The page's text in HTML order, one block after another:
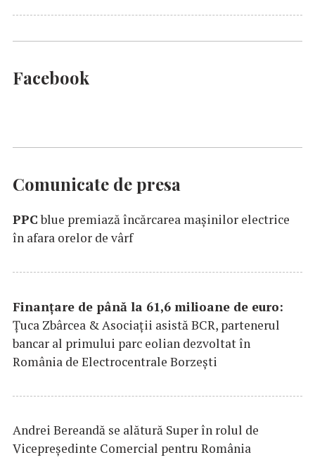
Facebook
Comunicate de presa
PPCblue premiază încărcarea maşinilor electrice
în afara orelor de vârf
Finanțare de până la 61,6 milioane de euro:
Țuca Zbârcea & Asociații asistă BCR, partenerul
bancar al primului parc eolian dezvoltat în
România de Electrocentrale Borzești
Andrei Bereandă se alătură Super în rolul de
Vicepreședinte Comercial pentru România